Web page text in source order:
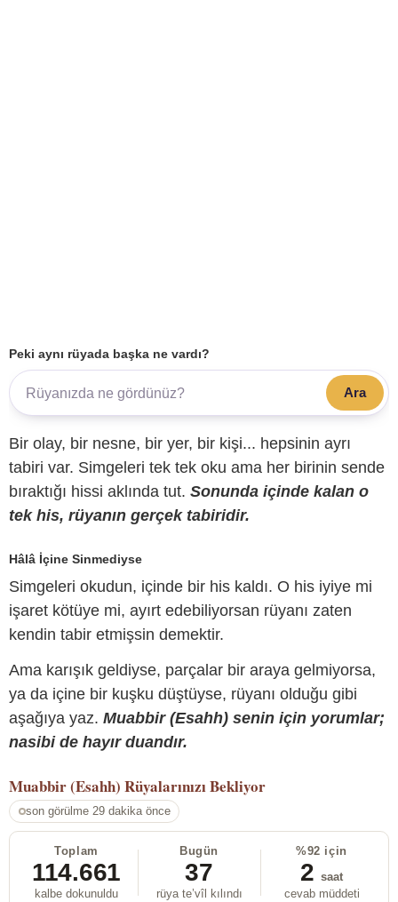
Peki aynı rüyada başka ne vardı?
Ara
Bir olay, bir nesne, bir yer, bir kişi... hepsinin ayrı
tabiri var. Simgeleri tek tek oku ama her birinin sende
bıraktığı hissi aklında tut. Sonunda içinde kalan o
tek his, rüyanın gerçek tabiridir.
Hâlâ İçine Sinmediyse
Simgeleri okudun, içinde bir his kaldı. O his iyiye mi
işaret kötüye mi, ayırt edebiliyorsan rüyanı zaten
kendin tabir etmişsin demektir.
Ama karışık geldiyse, parçalar bir araya gelmiyorsa,
ya da içine bir kuşku düştüyse, rüyanı olduğu gibi
aşağıya yaz. Muabbir (Esahh) senin için yorumlar;
nasibi de hayır duandır.
Muabbir (Esahh) Rüyalarınızı Bekliyor
son görülme 29 dakika önce
Toplam
114.661
kalbe dokunuldu
Bugün
37
rüya te’vîl kılındı
%92 için
2 saat
cevab müddeti